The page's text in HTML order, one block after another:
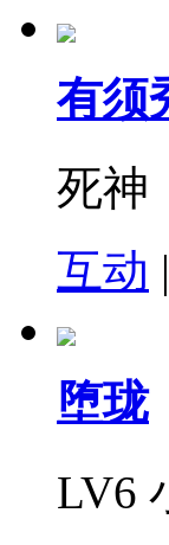
有须
死神
互动 |
堕珑
LV6